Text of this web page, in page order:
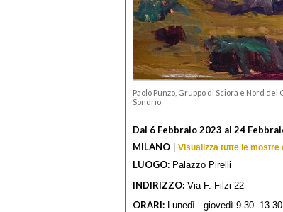
Paolo Punzo, Gruppo di Sciora e Nord
Sondrio
Dal 6 Febbraio 2023 al 24
MILANO | Visualizza tutte le mostre
LUOGO: Palazzo Pirelli
INDIRIZZO: Via F. Filzi 22
ORARI: Lunedì - giovedì 9.30 -